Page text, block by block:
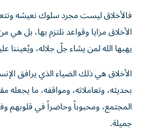
فالأخلاق ليست مجرد سلوك نعيشه
الأخلاق مزايا وقواعد نلتزم بها، بل هي
يهبها الله لمن يشاء جلّ جلاله، ويُعيننا
الأخلاق هي ذلك الضياء الذي يرافق
بحديثه، وتعاملاته، ومواقفه، ما يجعله
المجتمع، ومحبوباً وحاضراً في قلوبهم
جميلة.